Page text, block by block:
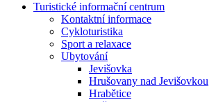
Turistické informační centrum
Kontaktní informace
Cykloturistika
Sport a relaxace
Ubytování
Jevišovka
Hrušovany nad Jevišovkou
Hrabětice